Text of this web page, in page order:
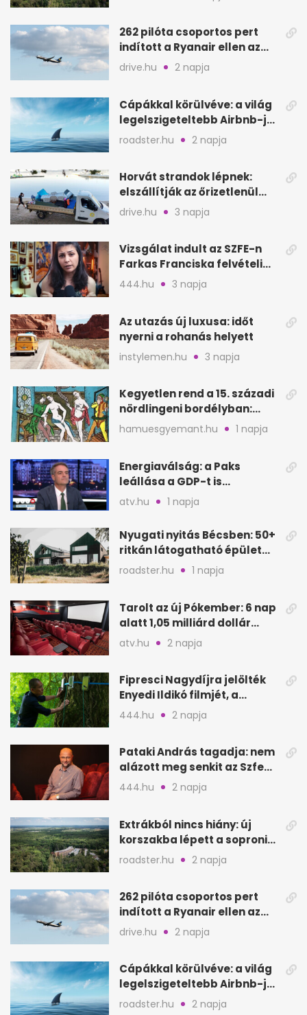
262 pilóta csoportos pert
indított a Ryanair ellen az
Egyesült Királyságban
drive.hu 2 napja
Cápákkal körülvéve: a világ
legelszigeteltebb Airbnb-je
a nyílt tengeren
roadster.hu 2 napja
Horvát strandok lépnek:
elszállítják az őrizetlenül
hagyott törölközőket
drive.hu 3 napja
Vizsgálat indult az SZFE-n
Farkas Franciska felvételi
videója után
444.hu 3 napja
Az utazás új luxusa: időt
nyerni a rohanás helyett
instylemen.hu 3 napja
Kegyetlen rend a 15. századi
nördlingeni bordélyban:
verés, éheztetés
hamuesgyemant.hu 1 napja
Energiaválság: a Paks
leállása a GDP-t is
megütheti, int az
Oeconomus
atv.hu 1 napja
Nyugati nyitás Bécsben: 50+
ritkán látogatható épület
nyílik meg
roadster.hu 1 napja
Tarolt az új Pókember: 6 nap
alatt 1,05 milliárd dollár
bevétel
atv.hu 2 napja
Fipresci Nagydíjra jelölték
Enyedi Ildikó filmjét, a
Csendes barátot
444.hu 2 napja
Pataki András tagadja: nem
alázott meg senkit az Szfe
felvételijén
444.hu 2 napja
Extrákból nincs hiány: új
korszakba lépett a soproni
Fagus Hotel
roadster.hu 2 napja
262 pilóta csoportos pert
indított a Ryanair ellen az
Egyesült Királyságban
drive.hu 2 napja
Cápákkal körülvéve: a világ
legelszigeteltebb Airbnb-je
a nyílt tengeren
roadster.hu 2 napja